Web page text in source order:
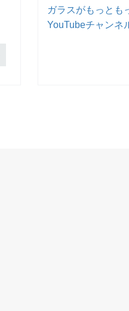
ガラスがもっとも
YouTubeチャンネ